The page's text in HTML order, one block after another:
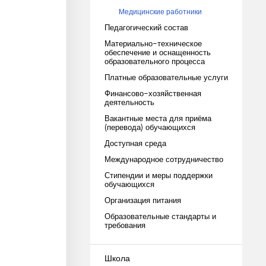
Медицинские работники
Педагогический состав
Материально-техническое
обеспечение и оснащенность
образовательного процесса
Платные образовательные услуги
Финансово-хозяйственная
деятельность
Вакантные места для приёма
(перевода) обучающихся
Доступная среда
Международное сотрудничество
Стипендии и меры поддержки
обучающихся
Организация питания
Образовательные стандарты и
требования
Школа